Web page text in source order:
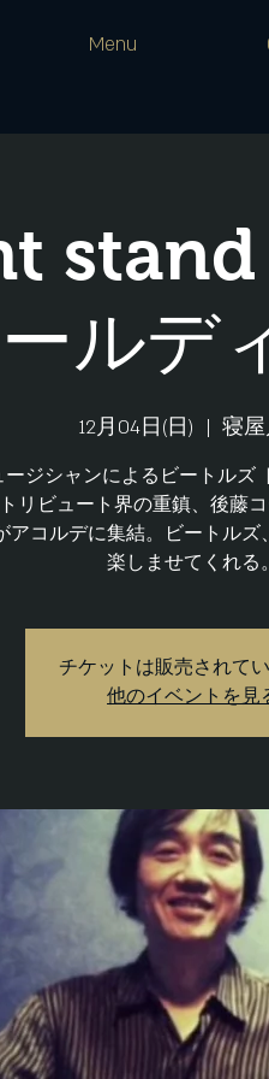
Menu
stand
ルデ
12月04日(日)
  |
寝
ージシャンによるビートルズ
リビュート界の重鎮、後藤
アコルデに集結。ビートル
楽しませてくれる。
チケットは販売されて
他のイベントを見